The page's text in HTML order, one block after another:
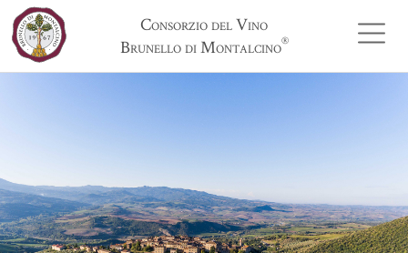
Consorzio del Vino
Brunello di Montalcino®